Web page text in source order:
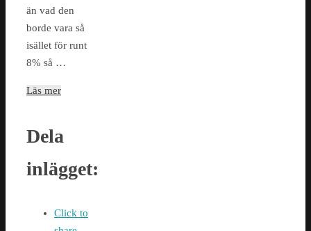
än vad den
borde vara så
isället för runt
8% så …
Läs mer
Dela
inlägget:
Click to